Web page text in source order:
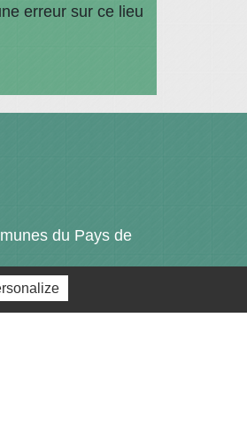
erreur sur ce lieu
du Pays de